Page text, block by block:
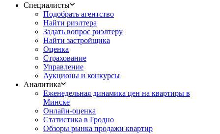
Специалисты
Подобрать агентство
Найти риэлтера
Задать вопрос риэлтеру
Найти застройщика
Оценка
Страхование
Управление
Аукционы и конкурсы
Аналитика
Еженедельная динамика цен на квартиры в
Минске
Онлайн-оценка
Статистика в Гродно
Обзоры рынка продажи квартир